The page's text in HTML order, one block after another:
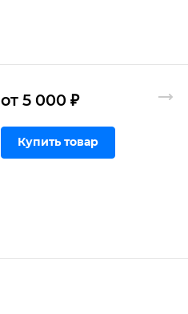
от 5 000 ₽
Купить товар